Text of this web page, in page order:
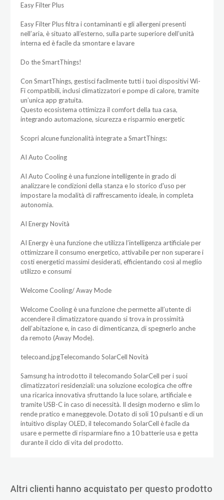
Easy Filter Plus
Easy Filter Plus filtra i contaminanti e gli allergeni presenti
nell’aria, è situato all’esterno, sulla parte superiore dell’unità
interna ed è facile da smontare e lavare
Do the SmartThings!
Con SmartThings, gestisci facilmente tutti i tuoi dispositivi Wi-
Fi compatibili, inclusi climatizzatori e pompe di calore, tramite
un’unica app gratuita.
Questo ecosistema ottimizza il comfort della tua casa,
integrando automazione, sicurezza e risparmio energetic
Scopri alcune funzionalità integrate a SmartThings:
AI Auto Cooling
AI Auto Cooling è una funzione intelligente in grado di
analizzare le condizioni della stanza e lo storico d'uso per
impostare la modalità di raffrescamento ideale, in completa
autonomia.
AI Energy Novità
AI Energy è una funzione che utilizza l’intelligenza artificiale per
ottimizzare il consumo energetico, attivabile per non superare i
costi energetici massimi desiderati, efficientando così al meglio
utilizzo e consumi
Welcome Cooling/ Away Mode
Welcome Cooling è una funzione che permette all’utente di
accendere il climatizzatore quando si trova in prossimità
dell’abitazione e, in caso di dimenticanza, di spegnerlo anche
da remoto (Away Mode).
telecoand.jpgTelecomando SolarCell Novità
Samsung ha introdotto il telecomando SolarCell per i suoi
climatizzatori residenziali: una soluzione ecologica che offre
una ricarica innovativa sfruttando la luce solare, artificiale e
tramite USB-C in caso di necessità. Il design moderno e slim lo
rende pratico e maneggevole. Dotato di soli 10 pulsanti e di un
intuitivo display OLED, il telecomando SolarCell è facile da
usare e permette di risparmiare fino a 10 batterie usa e getta
durante il ciclo di vita del prodotto.
Altri clienti hanno acquistato per questo prodotto